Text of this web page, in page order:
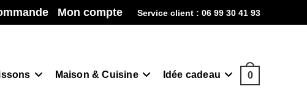
Mon compte Service client : 06 99 30 41 93
Maison & Cuisine Idée cadeau 0